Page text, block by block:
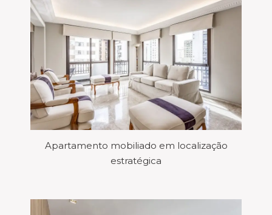
Apartamento mobiliado em localização
estratégica